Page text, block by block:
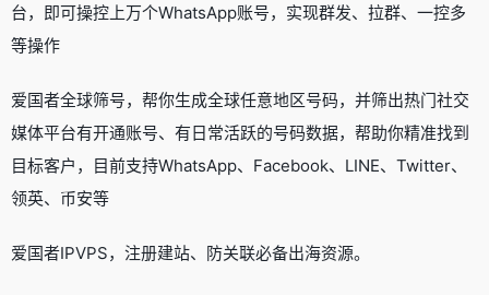
台，即可操控上万个WhatsApp账号，实现群发、拉群、一控多
等操作
爱国者全球筛号，帮你生成全球任意地区号码，并筛出热门社交
媒体平台有开通账号、有日常活跃的号码数据，帮助你精准找到
目标客户，目前支持WhatsApp、Facebook、LINE、Twitter、
领英、币安等
爱国者IPVPS，注册建站、防关联必备出海资源。